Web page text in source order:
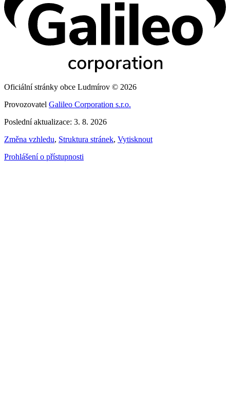
Oficiální stránky obce Ludmírov © 2026
Provozovatel Galileo Corporation s.r.o.
Poslední aktualizace: 3. 8. 2026
Změna vzhledu, Struktura stránek, Vytisknout
Prohlášení o přístupnosti